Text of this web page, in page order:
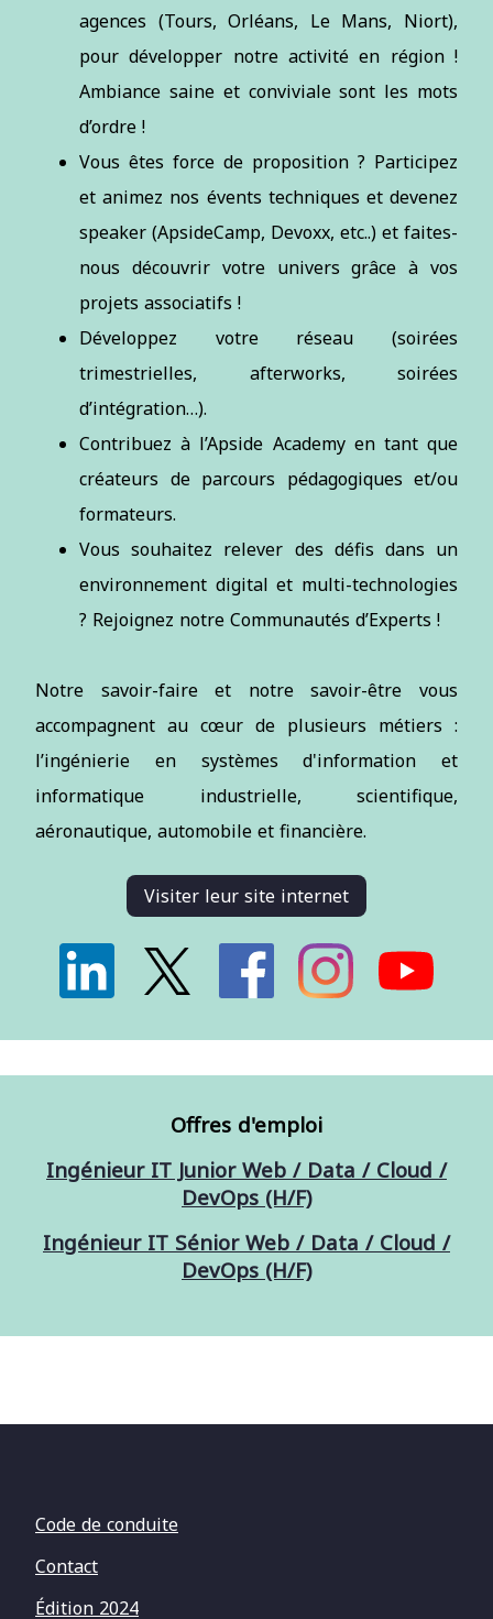
agences (Tours, Orléans, Le Mans, Niort),
pour développer notre activité en région !
Ambiance saine et conviviale sont les mots
d’ordre !
Vous êtes force de proposition ? Participez
et animez nos évents techniques et devenez
speaker (ApsideCamp, Devoxx, etc..) et faites-
nous découvrir votre univers grâce à vos
projets associatifs !
Développez votre réseau (soirées
trimestrielles, afterworks, soirées
d’intégration…).
Contribuez à l’Apside Academy en tant que
créateurs de parcours pédagogiques et/ou
formateurs.
Vous souhaitez relever des défis dans un
environnement digital et multi-technologies
? Rejoignez notre Communautés d’Experts !
Notre savoir-faire et notre savoir-être vous
accompagnent au cœur de plusieurs métiers :
l’ingénierie en systèmes d'information et
informatique industrielle, scientifique,
aéronautique, automobile et financière.
Visiter leur site internet
Offres d'emploi
Ingénieur IT Junior Web / Data / Cloud /
DevOps (H/F)
Ingénieur IT Sénior Web / Data / Cloud /
DevOps (H/F)
Code de conduite
Contact
Édition 2024